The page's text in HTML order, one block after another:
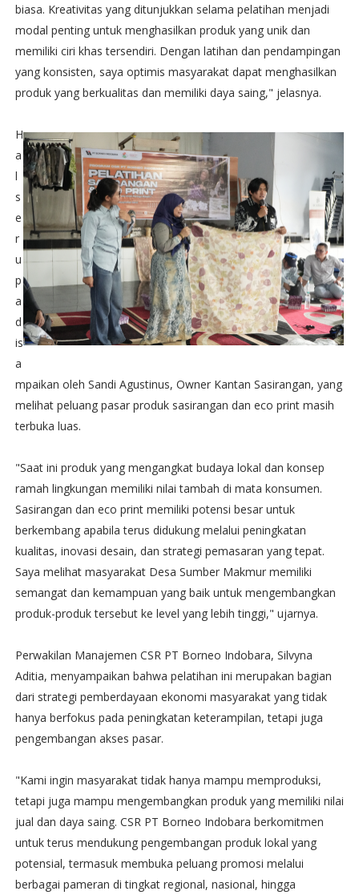
biasa. Kreativitas yang ditunjukkan selama pelatihan menjadi
modal penting untuk menghasilkan produk yang unik dan
memiliki ciri khas tersendiri. Dengan latihan dan pendampingan
yang konsisten, saya optimis masyarakat dapat menghasilkan
produk yang berkualitas dan memiliki daya saing," jelasnya.
H
a
l
s
e
r
u
p
a
d
is
a
mpaikan oleh Sandi Agustinus, Owner Kantan Sasirangan, yang
melihat peluang pasar produk sasirangan dan eco print masih
terbuka luas.
"Saat ini produk yang mengangkat budaya lokal dan konsep
ramah lingkungan memiliki nilai tambah di mata konsumen.
Sasirangan dan eco print memiliki potensi besar untuk
berkembang apabila terus didukung melalui peningkatan
kualitas, inovasi desain, dan strategi pemasaran yang tepat.
Saya melihat masyarakat Desa Sumber Makmur memiliki
semangat dan kemampuan yang baik untuk mengembangkan
produk-produk tersebut ke level yang lebih tinggi," ujarnya.
Perwakilan Manajemen CSR PT Borneo Indobara, Silvyna
Aditia, menyampaikan bahwa pelatihan ini merupakan bagian
dari strategi pemberdayaan ekonomi masyarakat yang tidak
hanya berfokus pada peningkatan keterampilan, tetapi juga
pengembangan akses pasar.
"Kami ingin masyarakat tidak hanya mampu memproduksi,
tetapi juga mampu mengembangkan produk yang memiliki nilai
jual dan daya saing. CSR PT Borneo Indobara berkomitmen
untuk terus mendukung pengembangan produk lokal yang
potensial, termasuk membuka peluang promosi melalui
berbagai pameran di tingkat regional, nasional, hingga